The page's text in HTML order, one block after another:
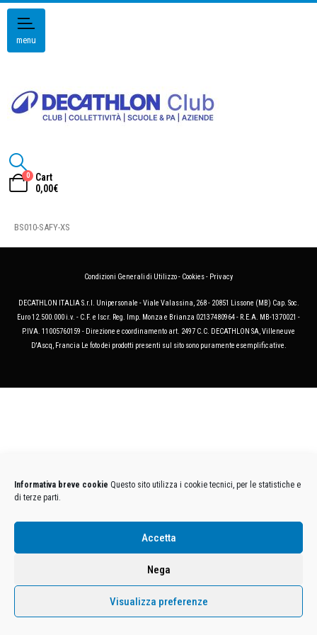
Informativa breve cookie Questo sito utilizza i cookie tecnici, per le statistiche e
di terze parti.
Accetta
Nega
Visualizza preferenze
menu
0
Cart
0,00€
BS010-SAFY-XS
Condizioni Generali di Utilizzo- Cookies- Privacy
DECATHLON ITALIA S.r.l. Unipersonale - Viale Valassina, 268 - 20851 Lissone (MB) Cap. Soc.
Euro 12.500.000 i.v. - C.F. e Iscr. Reg. Imp. Monza e Brianza 02137480964 - R.E.A. MB-1370021 -
P.IVA. 11005760159 - Direzione e coordinamento art. 2497 C.C. DECATHLON SA, Villeneuve
D'Ascq, Francia Le foto dei prodotti presenti sul sito sono puramente esemplificative.